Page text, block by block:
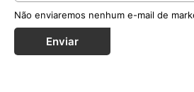
Não enviaremos nenhum e-mail de
Enviar